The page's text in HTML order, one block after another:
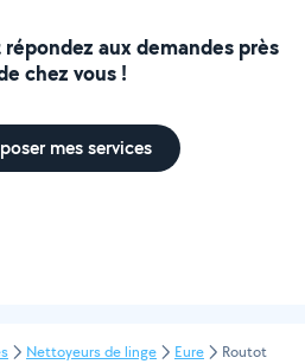
aux demandes près
chez vous !
mes services
Nettoyeurs de linge Eure Routot